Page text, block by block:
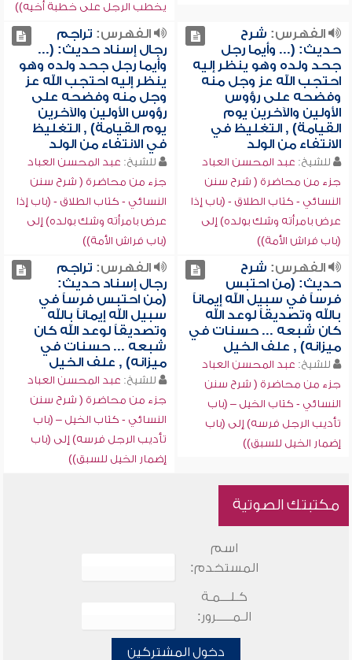
يخطب الرجل على خطبة أخيه))
الفهرس: شرح
حديث: (... وأيما رجل
جحد ولده وهو ينظر إليه
احتجب الله عز وجل منه
وفضحه على رؤوس
الأولين والآخرين يوم
القيامة) , التغليظ في
الانتفاء من الولد
للشيخ: عبد المحسن العباد
جزء من محاضرة ( شرح سنن
النسائي - كتاب الطلاق - (باب إذا
عرض بامرأته وشك بولده) إلى
(باب فراش الأمة))
الفهرس: تراجم
رجال إسناد حديث: (...
وأيما رجل جحد ولده وهو
ينظر إليه احتجب الله عز
وجل منه وفضحه على
رؤوس الأولين والآخرين
يوم القيامة) , التغليظ
في الانتفاء من الولد
للشيخ: عبد المحسن العباد
جزء من محاضرة ( شرح سنن
النسائي - كتاب الطلاق - (باب إذا
عرض بامرأته وشك بولده) إلى
(باب فراش الأمة))
الفهرس: شرح
حديث: (من احتبس
فرساً في سبيل الله إيماناً
بالله وتصديقاً لوعد الله
كان شبعه ... حسنات في
ميزانه) , علف الخيل
للشيخ: عبد المحسن العباد
جزء من محاضرة ( شرح سنن
النسائي - كتاب الخيل – (باب
تأديب الرجل فرسه) إلى (باب
إضمار الخيل للسبق))
الفهرس: تراجم
رجال إسناد حديث:
(من احتبس فرساً في
سبيل الله إيماناً بالله
وتصديقاً لوعد الله كان
شبعه ... حسنات في
ميزانه) , علف الخيل
للشيخ: عبد المحسن العباد
جزء من محاضرة ( شرح سنن
النسائي - كتاب الخيل – (باب
تأديب الرجل فرسه) إلى (باب
إضمار الخيل للسبق))
مكتبتك الصوتية
اسم
المستخدم:
كـلـــمـة
الـمـــــرور:
دخول المشتركين